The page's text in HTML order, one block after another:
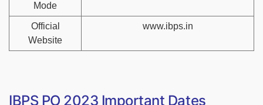
Mode
Official
Website
www.ibps.in
IBPS PO 2023 Important Dates